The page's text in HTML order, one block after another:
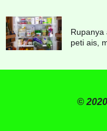
Rupanya
peti ais,
©